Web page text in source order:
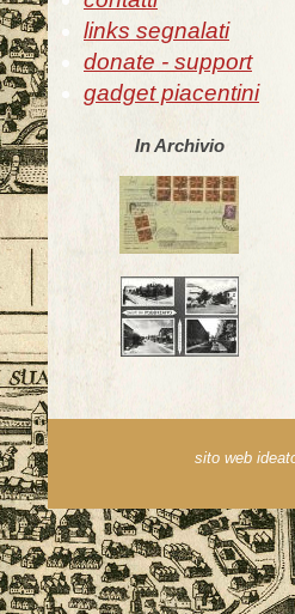
links segnalati
donate - support
gadget piacentini
In Archivio
sito web